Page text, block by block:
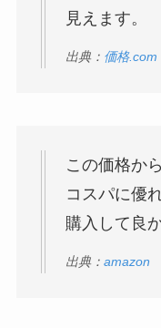
見えます。
出典： 価格.com
この価格か
コスパに優
購入して良
出典： amazon